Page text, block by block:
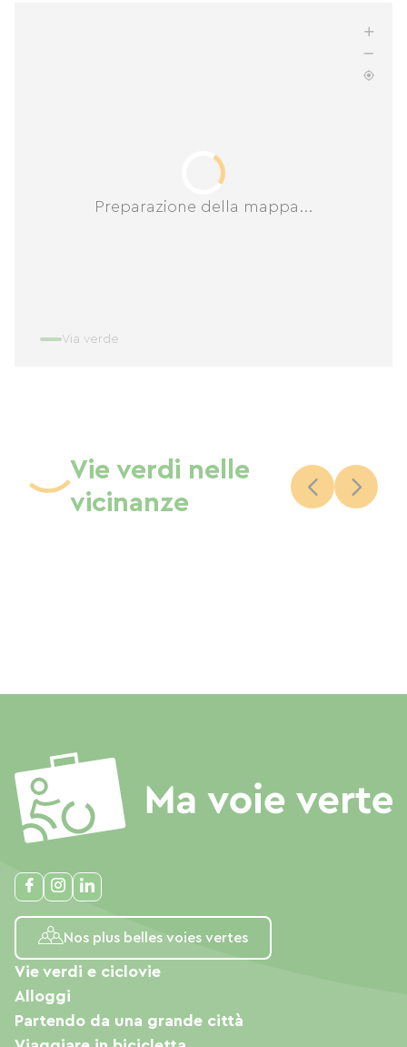
Preparazione della mappa...
Via verde
Vie verdi nelle
vicinanze
Nos plus belles voies vertes
Vie verdi e ciclovie
Alloggi
Partendo da una grande città